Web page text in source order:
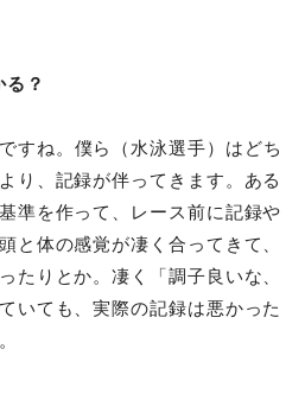
？
すね。僕ら（水泳選手）はどち
り、記録が伴ってきます。ある
準を作って、レース前に記録や
と体の感覚が凄く合ってきて、
たりとか。凄く「調子良いな、
いても、実際の記録は悪かった